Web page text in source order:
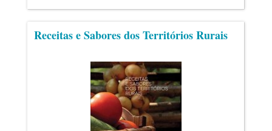
Receitas e Sabores dos Territórios Rurais